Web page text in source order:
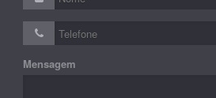
Mensagem